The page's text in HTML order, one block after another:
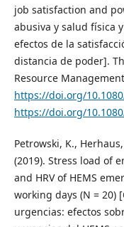
job satisfaction and
abusiva y salud física
efectos de la
distancia de poder].
Resource
https://doi.org/
https://doi.org/
Petrowski, K.,
(2019). Stress load of
and HRV of HEMS
working days (N = 20)
urgencias: efectos